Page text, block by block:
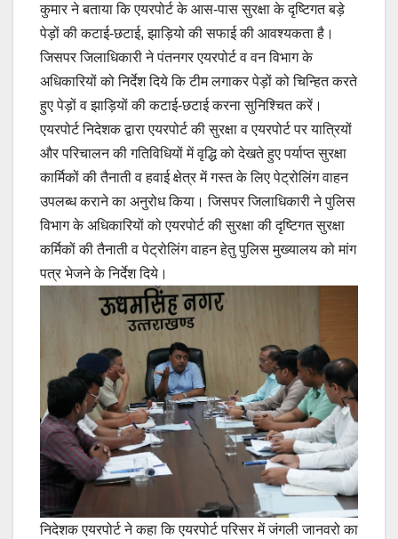
कुमार ने बताया कि एयरपोर्ट के आस-पास सुरक्षा के दृष्टिगत बड़े
पेड़ों की कटाई-छटाई, झाड़ियो की सफाई की आवश्यकता है।
जिसपर जिलाधिकारी ने पंतनगर एयरपोर्ट व वन विभाग के
अधिकारियों को निर्देश दिये कि टीम लगाकर पेड़ों को चिन्हित करते
हुए पेड़ों व झाड़ियों की कटाई-छटाई करना सुनिश्चित करें।
एयरपोर्ट निदेशक द्वारा एयरपोर्ट की सुरक्षा व एयरपोर्ट पर यात्रियों
और परिचालन की गतिविधियों में वृद्धि को देखते हुए पर्याप्त सुरक्षा
कार्मिकों की तैनाती व हवाई क्षेत्र में गस्त के लिए पेट्रोलिंग वाहन
उपलब्ध कराने का अनुरोध किया। जिसपर जिलाधिकारी ने पुलिस
विभाग के अधिकारियों को एयरपोर्ट की सुरक्षा की दृष्टिगत सुरक्षा
कर्मिकों की तैनाती व पेट्रोलिंग वाहन हेतु पुलिस मुख्यालय को मांग
पत्र भेजने के निर्देश दिये।
निदेशक एयरपोर्ट ने कहा कि एयरपोर्ट परिसर में जंगली जानवरो का